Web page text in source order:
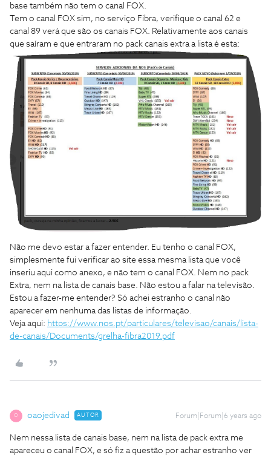
base também não tem o canal FOX.
Tem o canal FOX sim, no serviço Fibra, verifique o canal 62 e
canal 89 verá que são os canais FOX. Relativamente aos canais
que saíram e que entraram no pack canais extra a lista é esta:
Não me devo estar a fazer entender. Eu tenho o canal FOX,
simplesmente fui verificar ao site essa mesma lista que você
inseriu aqui como anexo, e não tem o canal FOX. Nem no pack
Extra, nem na lista de canais base. Não estou a falar na televisão.
Estou a fazer-me entender? Só achei estranho o canal não
aparecer em nenhuma das listas de informação.
Veja aqui: https://www.nos.pt/particulares/televisao/canais/lista-
de-canais/Documents/grelha-fibra2019.pdf
O oaojedivad AUTOR Forum|Forum|6 years ago
Nem nessa lista de canais base, nem na lista de pack extra me
apareceu o canal FOX, e só fiz a questão por achar estranho ver